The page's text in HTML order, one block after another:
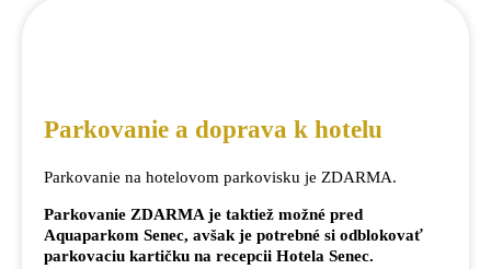
Parkovanie a doprava k hotelu
Parkovanie na hotelovom parkovisku je ZDARMA.
Parkovanie ZDARMA je taktiež možné pred
Aquaparkom Senec, avšak je potrebné si odblokovať
parkovaciu kartičku na recepcii Hotela Senec.